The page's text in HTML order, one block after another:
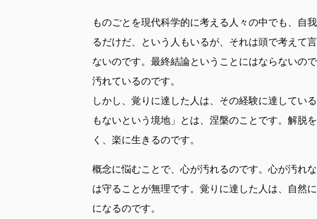
ものごとを現代科学的に考える人々の中でも、自
るだけだ、という人もいるが、それは頭で考えて
ないのです。最終結論ということにはならないの
汚れているのです。
しかし、覚りに達した人は、その経験に達してい
もないという境地」とは、涅槃のことです。解脱
く、楽に生きるのです。
概念に悩むことで、心が汚れるのです。心が汚れ
は守ることが無理です。覚りに達した人は、自然
になるのです。